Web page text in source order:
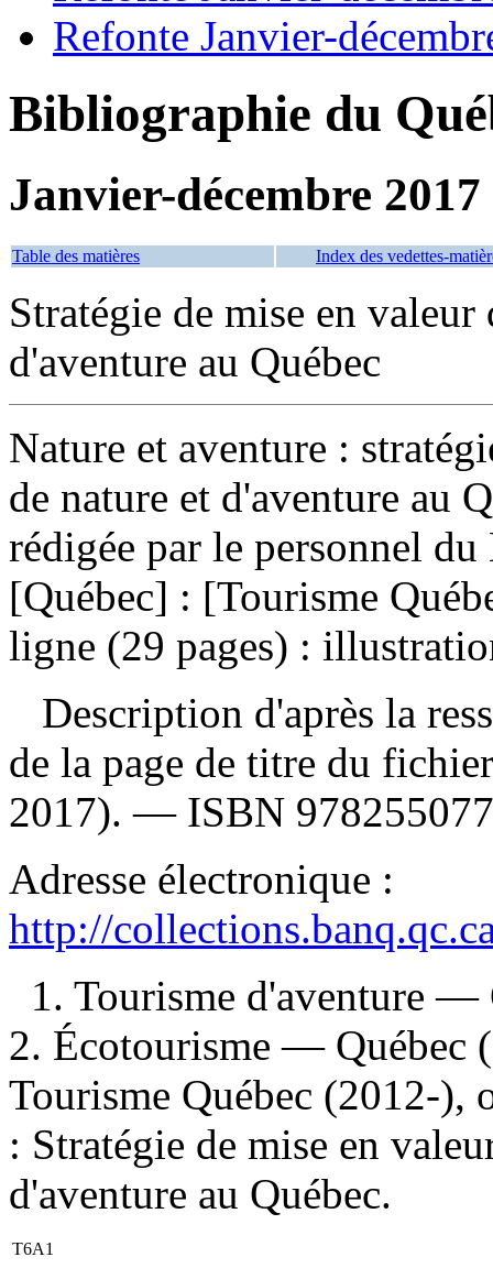
Refonte Janvier-
Bibliographie du
Janvier-décembre 2017
Table des matières Index des vedettes-
Stratégie de mise en
d'aventure au Québec
Nature et aventure :
de nature et d'aventure au
rédigée par le personnel
[Québec] : [Tourisme
ligne (29 pages) :
Description d'après la
de la page de titre du
2017). — ISBN
Adresse électronique :
http://
1. Tourisme d'aventure
2. Écotourisme —
Tourisme Québec (2012-),
: Stratégie de mise en
d'aventure au Québec.
T6A1